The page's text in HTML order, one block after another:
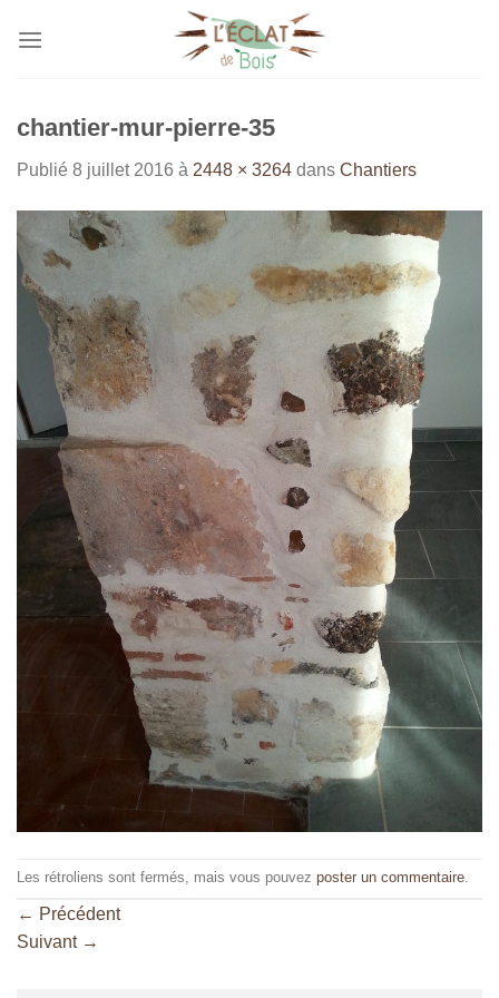
chantier-mur-pierre-35
Publié 8 juillet 2016 à 2448 × 3264 dans Chantiers
Les rétroliens sont fermés, mais vous pouvez poster un commentaire
← Précédent
Suivant →